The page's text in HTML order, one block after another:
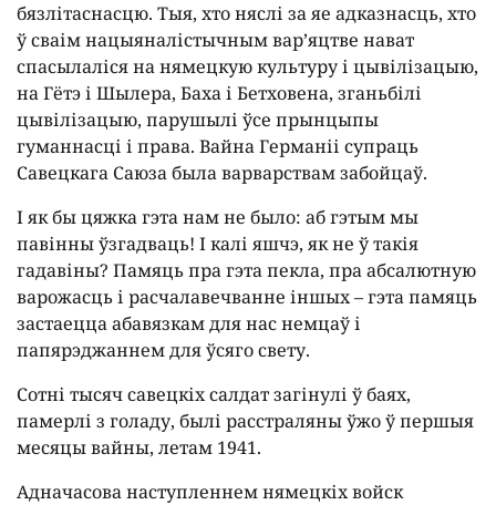
бязлітаснасцю. Тыя, хто няслі за яе адказнасць, хто
ў сваім нацыяналістычным вар’яцтве нават
спасылаліся на нямецкую культуру і цывілізацыю,
на Гётэ і Шылера, Баха і Бетховена, зганьбілі
цывілізацыю, парушылі ўсе прынцыпы
гуманнасці і права. Вайна Германіі супраць
Савецкага Саюза была варварствам забойцаў.
І як бы цяжка гэта нам не было: аб гэтым мы
павінны ўзгадваць! І калі яшчэ, як не ў такія
гадавіны? Памяць пра гэта пекла, пра абсалютную
варожасць і расчалавечванне іншых – гэта памяць
застаецца абавязкам для нас немцаў і
папярэджаннем для ўсяго свету.
Сотні тысяч савецкіх салдат загінулі ў баях,
памерлі з голаду, былі расстраляны ўжо ў першыя
месяцы вайны, летам 1941.
Адначасова наступленнем нямецкіх войск